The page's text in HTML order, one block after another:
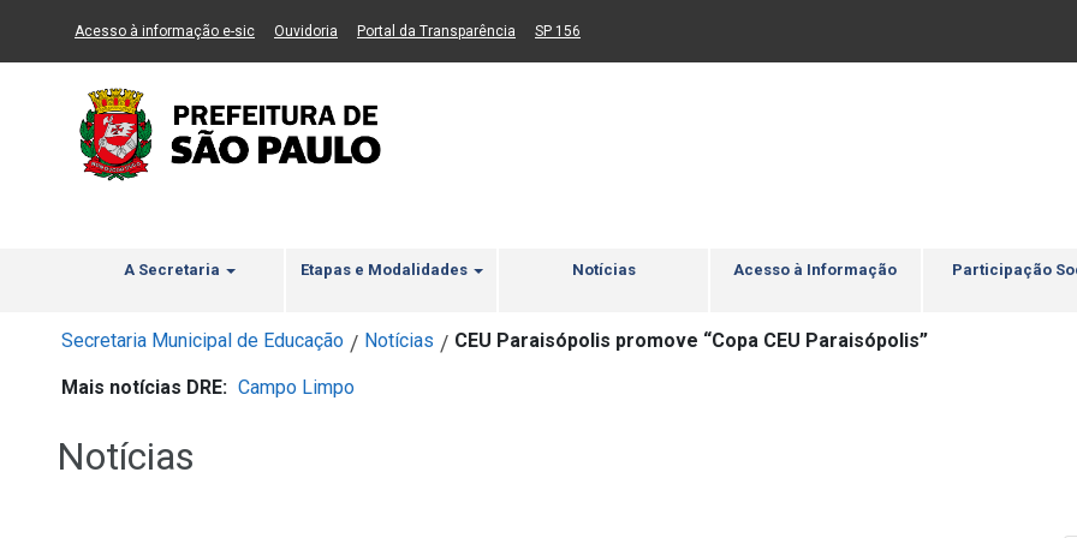
Ir ao Conteúdo Ir para menu principal 2 Ir para busca Ir para rodapé
Acesso à informação e-sic(Link para um novo sítio)
Ouvidoria (Link para um novo sítio)
Portal da Transparência (Link para um novo sítio)
SP 156
A Secretaria Etapas e Modalidades Notícias Acesso à Informação Participação
Secretaria Municipal de Educação / Notícias / CEU Paraisópolis promove “Copa CEU Paraisópolis”
Mais notícias DRE: Campo Limpo
Notícias